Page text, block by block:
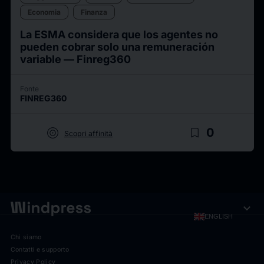
Economia
Finanza
La ESMA considera que los agentes no
pueden cobrar solo una remuneración
variable — Finreg360
Fonte
FINREG360
target Scopri affinità bookmark_border 0
ENGLISH expand_more
Chi siamo
Contatti e supporto
Privacy Policy